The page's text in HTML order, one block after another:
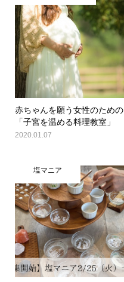
赤ちゃんを願う女性のための
「子宮を温める料理教室」
2020.01.07
塩マニア